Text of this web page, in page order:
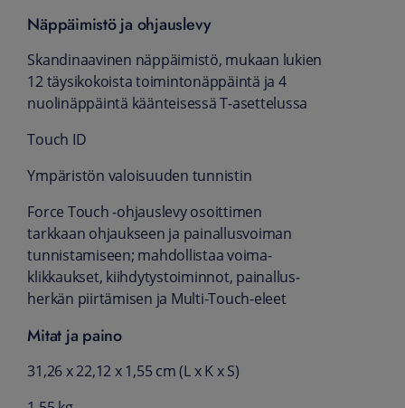
Näppäimistö ja ohjauslevy
Skandinaavinen näppäimistö, mukaan lukien
12 täysi­kokoista toiminto­näppäintä ja 4
nuoli­näppäintä käänteisessä T-asettelussa
Touch ID
Ympäristön valoisuuden tunnistin
Force Touch ‑ohjaus­levy osoittimen
tarkkaan ohjaukseen ja painallus­voiman
tunnistamiseen; mahdollistaa voima­
klikkaukset, kiihdytys­toiminnot, painallus­
herkän piirtämisen ja Multi-Touch-eleet
Mitat ja paino
31,26 x 22,12 x 1,55 cm (L x K x S)